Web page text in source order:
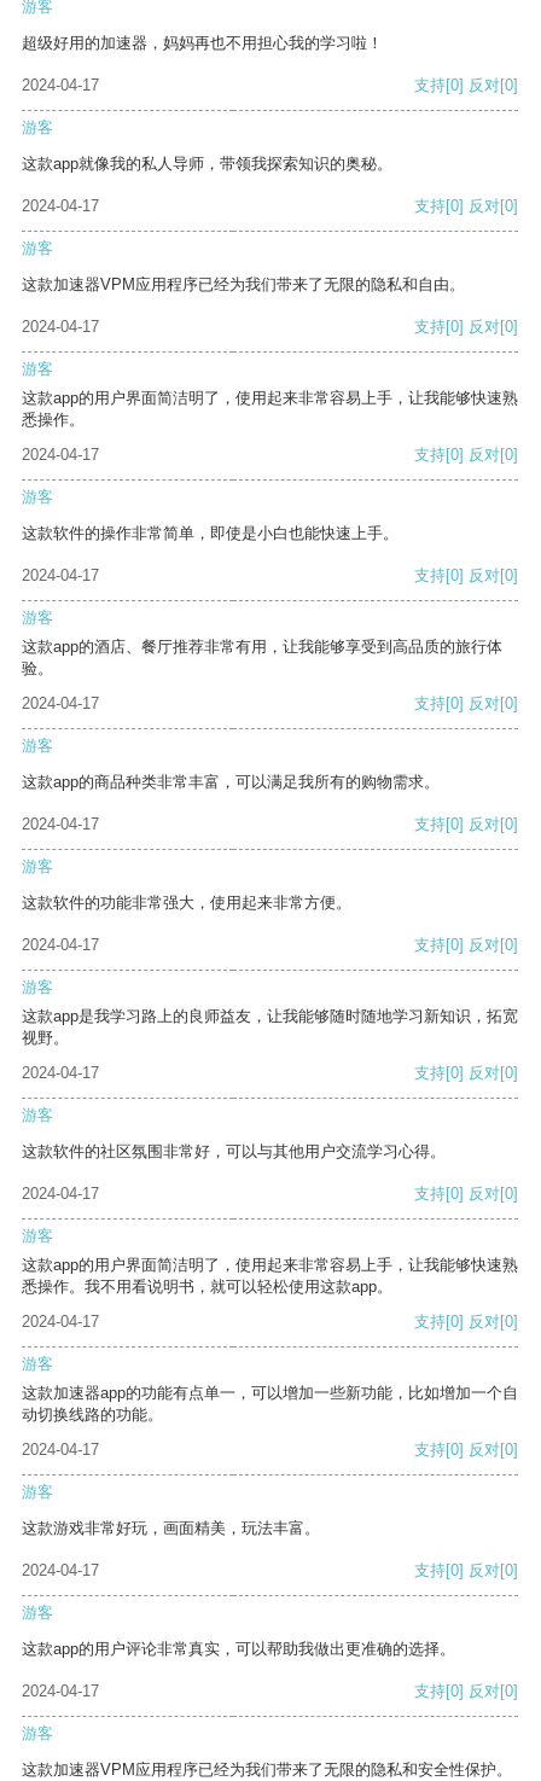
游客
超级好用的加速器，妈妈再也不用担心我的学习啦！
2024-04-17 支持[0] 反对[0]
游客
这款app就像我的私人导师，带领我探索知识的奥秘。
2024-04-17 支持[0] 反对[0]
游客
这款加速器VPM应用程序已经为我们带来了无限的隐私和自由。
2024-04-17 支持[0] 反对[0]
游客
这款app的用户界面简洁明了，使用起来非常容易上手，让我能够快速熟
悉操作。
2024-04-17
支持[0] 反对[0]
游客
这款软件的操作非常简单，即使是小白也能快速上手。
2024-04-17 支持[0] 反对[0]
游客
这款app的酒店、餐厅推荐非常有用，让我能够享受到高品质的旅行体
验。
2024-04-17
支持[0] 反对[0]
游客
这款app的商品种类非常丰富，可以满足我所有的购物需求。
2024-04-17 支持[0] 反对[0]
游客
这款软件的功能非常强大，使用起来非常方便。
2024-04-17 支持[0] 反对[0]
游客
这款app是我学习路上的良师益友，让我能够随时随地学习新知识，拓宽
视野。
2024-04-17
支持[0] 反对[0]
游客
这款软件的社区氛围非常好，可以与其他用户交流学习心得。
2024-04-17 支持[0] 反对[0]
游客
这款app的用户界面简洁明了，使用起来非常容易上手，让我能够快速熟
悉操作。我不用看说明书，就可以轻松使用这款app。
2024-04-17
支持[0] 反对[0]
游客
这款加速器app的功能有点单一，可以增加一些新功能，比如增加一个自
动切换线路的功能。
2024-04-17
支持[0] 反对[0]
游客
这款游戏非常好玩，画面精美，玩法丰富。
2024-04-17 支持[0] 反对[0]
游客
这款app的用户评论非常真实，可以帮助我做出更准确的选择。
2024-04-17 支持[0] 反对[0]
游客
这款加速器VPM应用程序已经为我们带来了无限的隐私和安全性保护。